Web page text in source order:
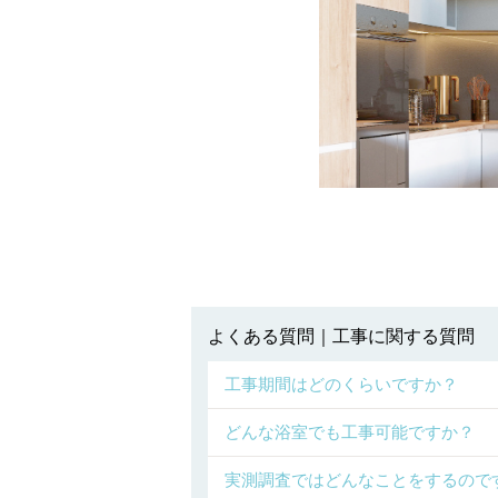
よくある質問｜工事に関する質問
工事期間はどのくらいですか？
どんな浴室でも工事可能ですか？
実測調査ではどんなことをするので